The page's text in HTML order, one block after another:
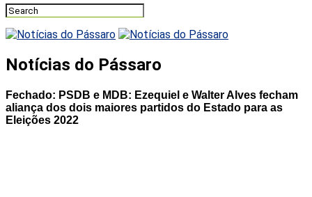
Notícias do Pássaro
Fechado: PSDB e MDB: Ezequiel e Walter Alves fecham
aliança dos dois maiores partidos do Estado para as
Eleições 2022